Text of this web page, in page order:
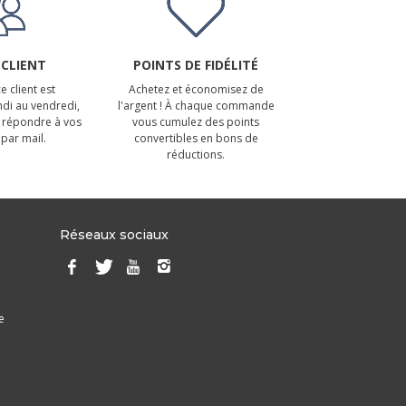
client est
au vendredi,
à vos
mail.
POINTS DE FIDÉLITÉ
Achetez et économisez de
l'argent ! À chaque commande
vous cumulez des points
convertibles en bons de
réductions.
Réseaux sociaux